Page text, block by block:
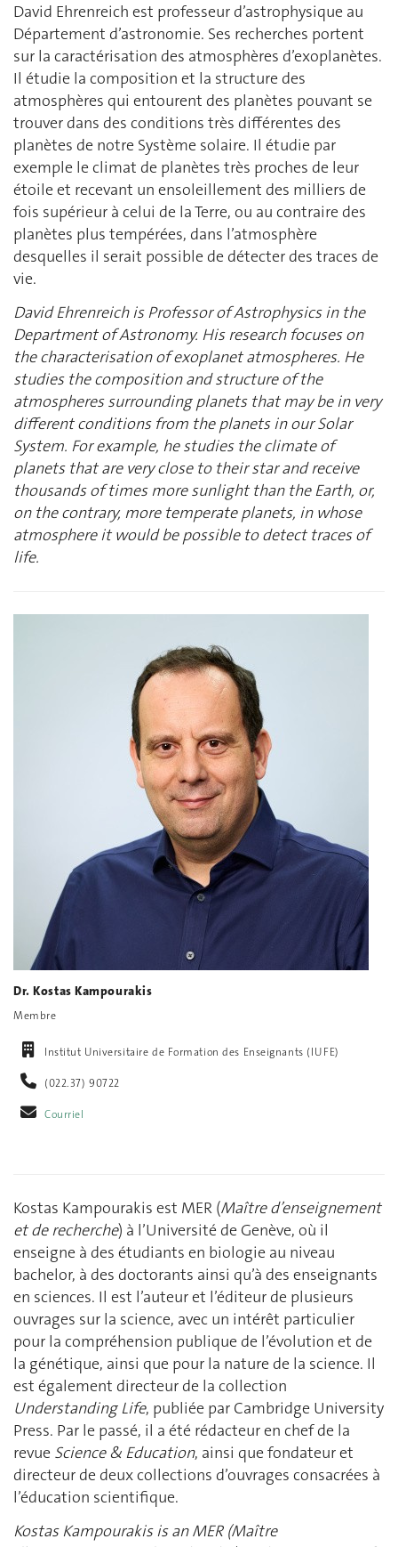
David Ehrenreich est professeur d’astrophysique au
Département d’astronomie. Ses recherches portent
sur la caractérisation des atmosphères d’exoplanètes.
Il étudie la composition et la structure des
atmosphères qui entourent des planètes pouvant se
trouver dans des conditions très différentes des
planètes de notre Système solaire. Il étudie par
exemple le climat de planètes très proches de leur
étoile et recevant un ensoleillement des milliers de
fois supérieur à celui de la Terre, ou au contraire des
planètes plus tempérées, dans l’atmosphère
desquelles il serait possible de détecter des traces de
vie.
David Ehrenreich is Professor of Astrophysics in the
Department of Astronomy. His research focuses on
the characterisation of exoplanet atmospheres. He
studies the composition and structure of the
atmospheres surrounding planets that may be in very
different conditions from the planets in our Solar
System. For example, he studies the climate of
planets that are very close to their star and receive
thousands of times more sunlight than the Earth, or,
on the contrary, more temperate planets, in whose
atmosphere it would be possible to detect traces of
life.
Dr. Kostas Kampourakis
Membre
Institut Universitaire de Formation des Enseignants (IUFE)
(022.37) 90722
Courriel
Kostas Kampourakis est MER (Maître d’enseignement
et de recherche) à l’Université de Genève, où il
enseigne à des étudiants en biologie au niveau
bachelor, à des doctorants ainsi qu’à des enseignants
en sciences. Il est l’auteur et l’éditeur de plusieurs
ouvrages sur la science, avec un intérêt particulier
pour la compréhension publique de l’évolution et de
la génétique, ainsi que pour la nature de la science. Il
est également directeur de la collection
Understanding Life, publiée par Cambridge University
Press. Par le passé, il a été rédacteur en chef de la
revue Science & Education, ainsi que fondateur et
directeur de deux collections d’ouvrages consacrées à
l’éducation scientifique.
Kostas Kampourakis is an MER (Maître